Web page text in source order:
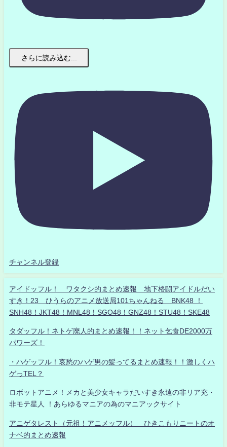
さらに読み込む...
チャンネル登録
アイドッフル！ ワタクシ的まとめ速報 地下格闘アイドルだい
すき！23 ひうらのアニメ放送局101ちゃんねる BNK48 ！
SNH48！JKT48！MNL48！SGO48！GNZ48！STU48！SKE48
タダッフル！ネトゲ廃人的まとめ速報！！ネット乞食DE2000万
パワーズ！
・ハゲッフル！哀愁のハゲ男の髪ってるまとめ速報！！激しくハ
ゲっTEL？
ロボットアニメ！メカと美少女キャラだいすき永遠の非リア充・
非モテ星人 ！あらゆるマニアの為のマニアックサイト
アニゲタレスト（元祖！アニメッフル） ひきこもりニートのオ
ナベ的まとめ速報